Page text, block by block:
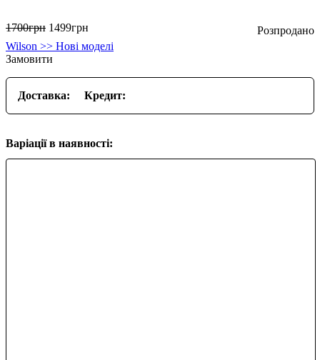
1700грн 1499грн
Wilson >> Нові моделі
Замовити
Доставка: Кредит:
Варіації в наявності: